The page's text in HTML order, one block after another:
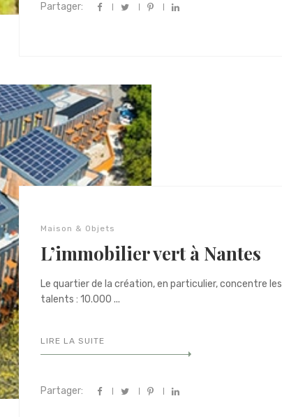
Partager:
Maison & Objets
L’immobilier vert à Nantes
Le quartier de la création, en particulier, concentre les
talents : 10.000 ...
LIRE LA SUITE
Partager: